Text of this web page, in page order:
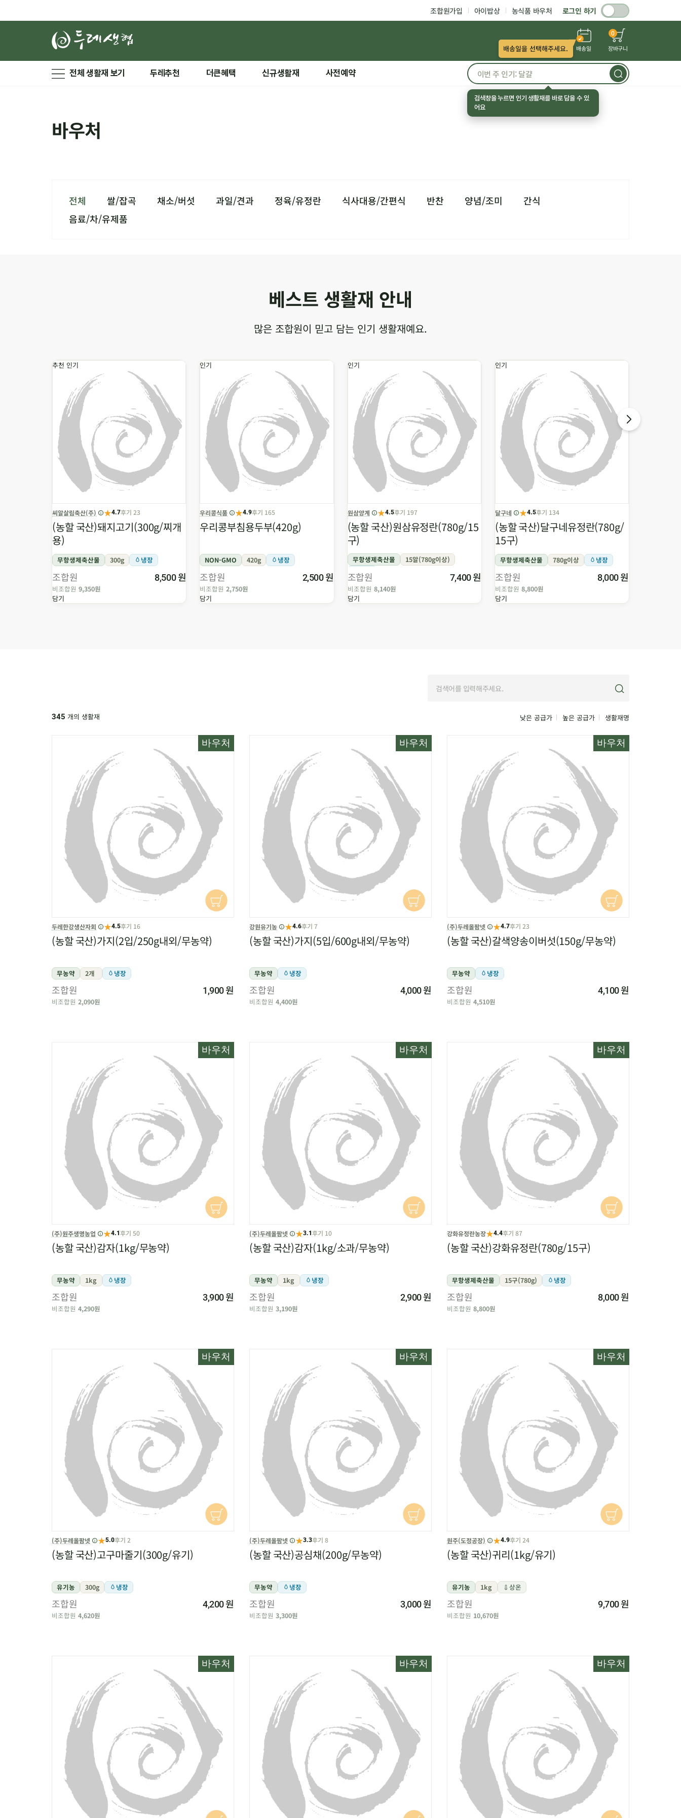
조합원가입 아이밥상 농식품 바우처 로그인 하기
배송일
배송일을 선택해주세요.
0
장바구니
전체 생활재 보기 두레추천 더큰혜택 신규생활재 사전예약
바우처
전체 쌀/잡곡 채소/버섯 과일/견과 정육/유정란 식사대용/간편식 반찬 양념/조미
간식
음료/차/유제품
베스트 생활재 안내
많은 조합원이 믿고 담는 인기 생활재예요.
추천 인기
씨알살림축산(주) ★4.7후기 23
(농할 국산)돼지고기(300g/찌개
용)
무항생제축산물 300g 냉장
조합원 8,500원
비조합원 9,350원
담기
인기
우리콩식품 ★4.9후기 165
우리콩부침용두부(420g)
NON-GMO 420g 냉장
조합원 2,500원
비조합원2,750원
담기
인기
원삼양계 ★4.5후기 197
(농할 국산)원삼유정란(780g/15
구)
무항생제축산물
15알(780g이상)
냉장
조합원 7,400원
비조합원 8,140원
담기
인기
달구네 ★4.5후기 134
(농할 국산)달구네유정란(780g/
15구)
무항생제축산물 780g이상 냉장
조합원 8,000원
비조합원 8,800원
담기
345 개의 생활재 낮은 공급가 높은 공급가 생활재명
바우처
두레한강생산자회 ★4.5후기 16
(농할 국산)가지(2입/250g내외/무농약)
무농약 2개 냉장
조합원 1,900원
비조합원 2,090원
바우처
강원유기농 ★4.6후기 7
(농할 국산)가지(5입/600g내외/무농약)
무농약 냉장
조합원 4,000원
비조합원 4,400원
바우처
(주)두레올팜넷 ★4.7후기 23
(농할 국산)갈색양송이버섯(150g/무농약)
무농약 냉장
조합원 4,100원
비조합원 4,510원
바우처
(주)원주생명농업 ★4.1 후기 50
(농할 국산)감자(1kg/무농약)
무농약 1kg 냉장
조합원 3,900원
비조합원 4,290원
바우처
(주)두레올팜넷 ★3.1 후기 10
(농할 국산)감자(1kg/소과/무농약)
무농약 1kg 냉장
조합원 2,900원
비조합원 3,190원
바우처
강화유정란농장★4.4후기 87
(농할 국산)강화유정란(780g/15구)
무항생제축산물 15구(780g) 냉장
조합원 8,000원
비조합원 8,800원
바우처
(주)두레올팜넷 ★5.0후기 2
(농할 국산)고구마줄기(300g/유기)
유기농 300g 냉장
조합원 4,200원
비조합원 4,620원
바우처
(주)두레올팜넷 ★3.3후기 8
(농할 국산)공심채(200g/무농약)
무농약 냉장
조합원 3,000원
비조합원 3,300원
바우처
원주(도정공장) ★4.9후기 24
(농할 국산)귀리(1kg/유기)
유기농 1kg 상온
조합원 9,700원
비조합원 10,670원
바우처 바우처 바우처
검색창을 누르면 인기 생활재를 바로 담을 수 있
어요